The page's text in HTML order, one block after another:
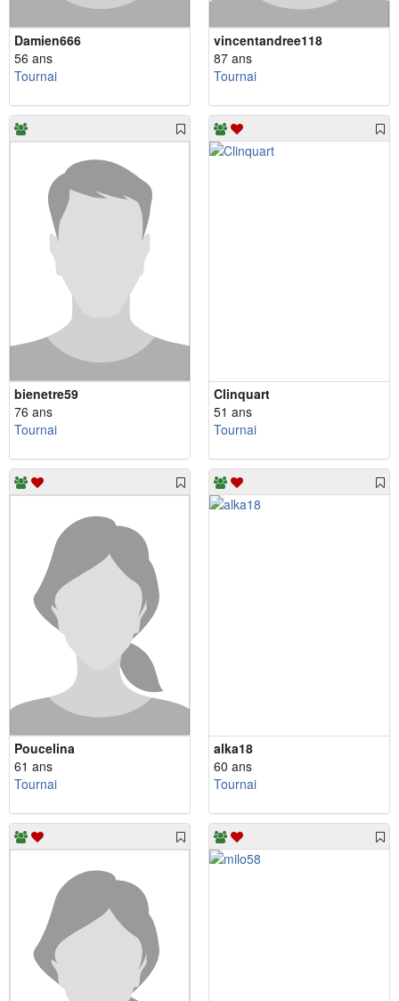
Damien666
56 ans
Tournai
vincentandree118
87 ans
Tournai
bienetre59
76 ans
Tournai
Clinquart
51 ans
Tournai
Poucelina
61 ans
Tournai
alka18
60 ans
Tournai